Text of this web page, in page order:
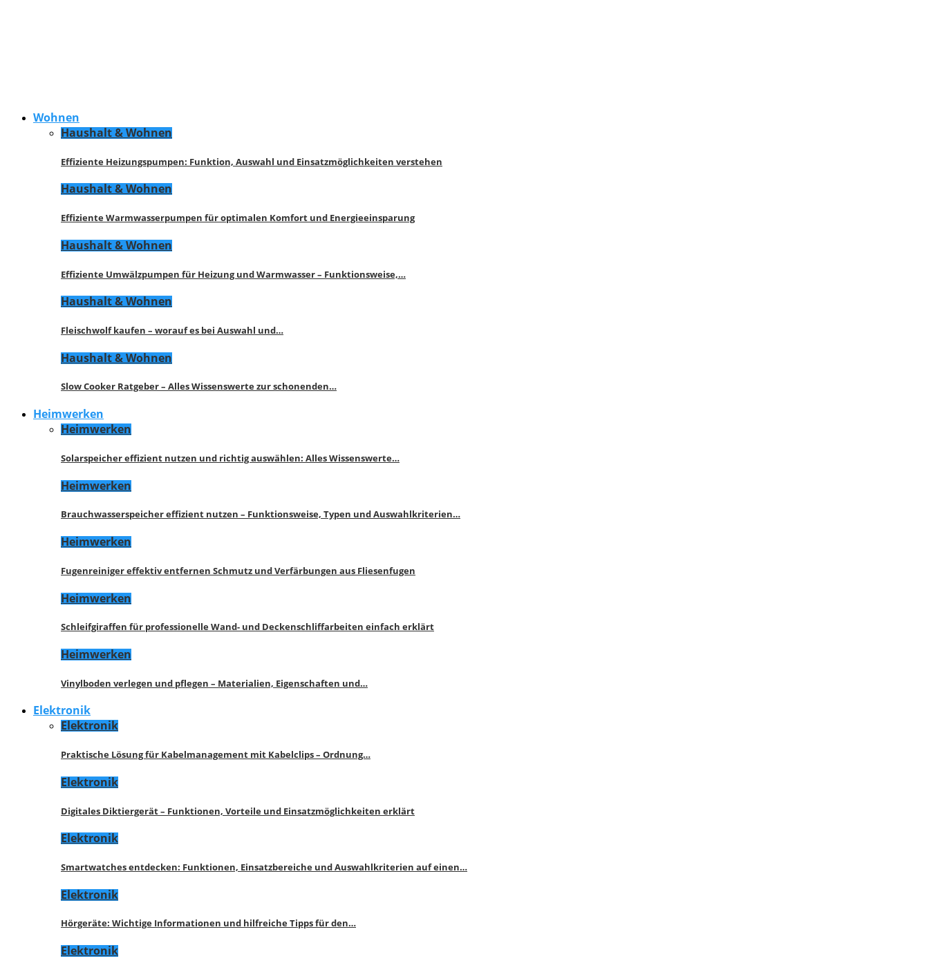
Wohnen
Haushalt & Wohnen
Effiziente Heizungspumpen: Funktion, Auswahl und Einsatzmöglichkeiten verstehen
Haushalt & Wohnen
Effiziente Warmwasserpumpen für optimalen Komfort und Energieeinsparung
Haushalt & Wohnen
Effiziente Umwälzpumpen für Heizung und Warmwasser – Funktionsweise,…
Haushalt & Wohnen
Fleischwolf kaufen – worauf es bei Auswahl und…
Haushalt & Wohnen
Slow Cooker Ratgeber – Alles Wissenswerte zur schonenden…
Heimwerken
Heimwerken
Solarspeicher effizient nutzen und richtig auswählen: Alles Wissenswerte…
Heimwerken
Brauchwasserspeicher effizient nutzen – Funktionsweise, Typen und Auswahlkriterien…
Heimwerken
Fugenreiniger effektiv entfernen Schmutz und Verfärbungen aus Fliesenfugen
Heimwerken
Schleifgiraffen für professionelle Wand- und Deckenschliffarbeiten einfach erklärt
Heimwerken
Vinylboden verlegen und pflegen – Materialien, Eigenschaften und…
Elektronik
Elektronik
Praktische Lösung für Kabelmanagement mit Kabelclips – Ordnung…
Elektronik
Digitales Diktiergerät – Funktionen, Vorteile und Einsatzmöglichkeiten erklärt
Elektronik
Smartwatches entdecken: Funktionen, Einsatzbereiche und Auswahlkriterien auf einen…
Elektronik
Hörgeräte: Wichtige Informationen und hilfreiche Tipps für den…
Elektronik